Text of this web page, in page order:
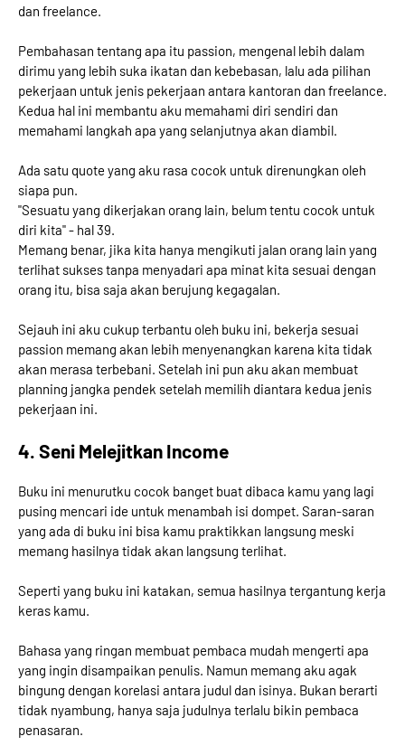
dan freelance.
Pembahasan tentang apa itu passion, mengenal lebih dalam
dirimu yang lebih suka ikatan dan kebebasan, lalu ada pilihan
pekerjaan untuk jenis pekerjaan antara kantoran dan freelance.
Kedua hal ini membantu aku memahami diri sendiri dan
memahami langkah apa yang selanjutnya akan diambil.
Ada satu quote yang aku rasa cocok untuk direnungkan oleh
siapa pun.
"Sesuatu yang dikerjakan orang lain, belum tentu cocok untuk
diri kita" - hal 39.
Memang benar, jika kita hanya mengikuti jalan orang lain yang
terlihat sukses tanpa menyadari apa minat kita sesuai dengan
orang itu, bisa saja akan berujung kegagalan.
Sejauh ini aku cukup terbantu oleh buku ini, bekerja sesuai
passion memang akan lebih menyenangkan karena kita tidak
akan merasa terbebani. Setelah ini pun aku akan membuat
planning jangka pendek setelah memilih diantara kedua jenis
pekerjaan ini.
4. Seni Melejitkan Income
Buku ini menurutku cocok banget buat dibaca kamu yang lagi
pusing mencari ide untuk menambah isi dompet. Saran-saran
yang ada di buku ini bisa kamu praktikkan langsung meski
memang hasilnya tidak akan langsung terlihat.
Seperti yang buku ini katakan, semua hasilnya tergantung kerja
keras kamu.
Bahasa yang ringan membuat pembaca mudah mengerti apa
yang ingin disampaikan penulis. Namun memang aku agak
bingung dengan korelasi antara judul dan isinya. Bukan berarti
tidak nyambung, hanya saja judulnya terlalu bikin pembaca
penasaran.